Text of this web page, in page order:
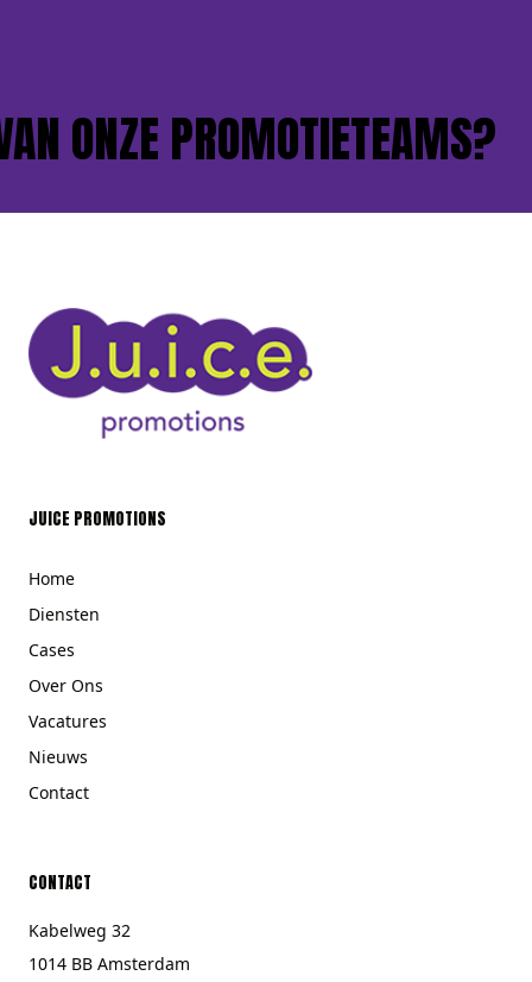
ONZE PROMOTIETEAMS?
JUICE PROMOTIONS
Home
Diensten
Cases
Over Ons
Vacatures
Nieuws
Contact
CONTACT
Kabelweg 32
1014 BB Amsterdam